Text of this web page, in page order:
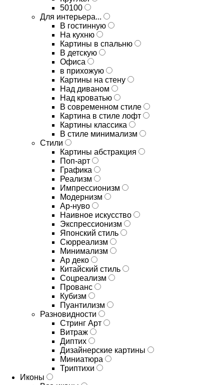
50100
Для интерьера...
В гостинную
На кухню
Картины в спальню
В детскую
Офиса
в прихожую
Картины на стену
Над диваном
Над кроватью
В современном стиле
Картина в стиле лофт
Картины классика
В стиле минимализм
Стили
Картины абстракция
Поп-арт
Графика
Реализм
Импрессионизм
Модернизм
Ар-нуво
Наивное искусство
Экспрессионизм
Японский стиль
Сюрреализм
Минимализм
Ар деко
Китайский стиль
Соцреализм
Прованс
Кубизм
Пуантилизм
Разновидности
Стринг Арт
Витраж
Диптих
Дизайнерские картины
Миниатюра
Триптихи
Иконы